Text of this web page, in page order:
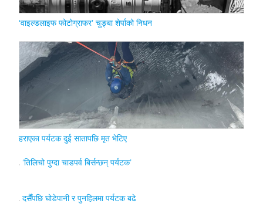
‘वाइल्डलाइफ फोटोग्राफर’ चुङ्बा शेर्पाको निधन
हराएका पर्यटक दुई सातापछि मृत भेटिए
‘तिलिचो पुग्दा चाडपर्व बिर्सन्छन् पर्यटक’
दसैँपछि घोडेपानी र पुनहिलमा पर्यटक बढे